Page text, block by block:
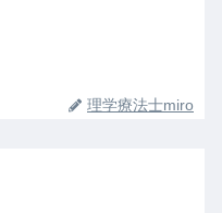
理学療法士miro